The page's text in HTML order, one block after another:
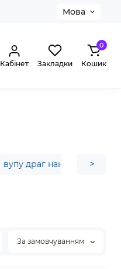
Мова
Кабінет Закладки
0
Кошик
вупу драг нано 2 ново 4
>
За замовчуванням